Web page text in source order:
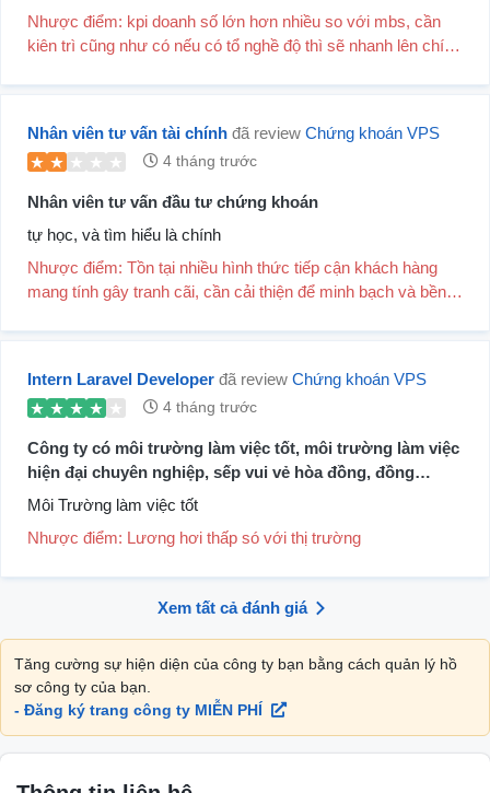
Nhược điểm: kpi doanh số lớn hơn nhiều so với mbs, cần
kiên trì cũng như có nếu có tổ nghề độ thì sẽ nhanh lên chính
Nhân viên tư vấn tài chính đã review Chứng khoán VPS
4 tháng trước
Nhân viên tư vấn đầu tư chứng khoán
tự học, và tìm hiểu là chính
Nhược điểm: Tồn tại nhiều hình thức tiếp cận khách hàng
mang tính gây tranh cãi, cần cải thiện để minh bạch và bền
Intern Laravel Developer đã review Chứng khoán VPS
4 tháng trước
Công ty có môi trường làm việc tốt, môi trường làm việc
hiện đại chuyên nghiệp, sếp vui vẻ hòa đồng, đồng
nghiệp thân thiện
Môi Trường làm việc tốt
Nhược điểm: Lương hơi thấp só với thị trường
Xem tất cả đánh giá
Tăng cường sự hiện diện của công ty bạn bằng cách quản lý hồ
sơ công ty của bạn.
- Đăng ký trang công ty MIỄN PHÍ